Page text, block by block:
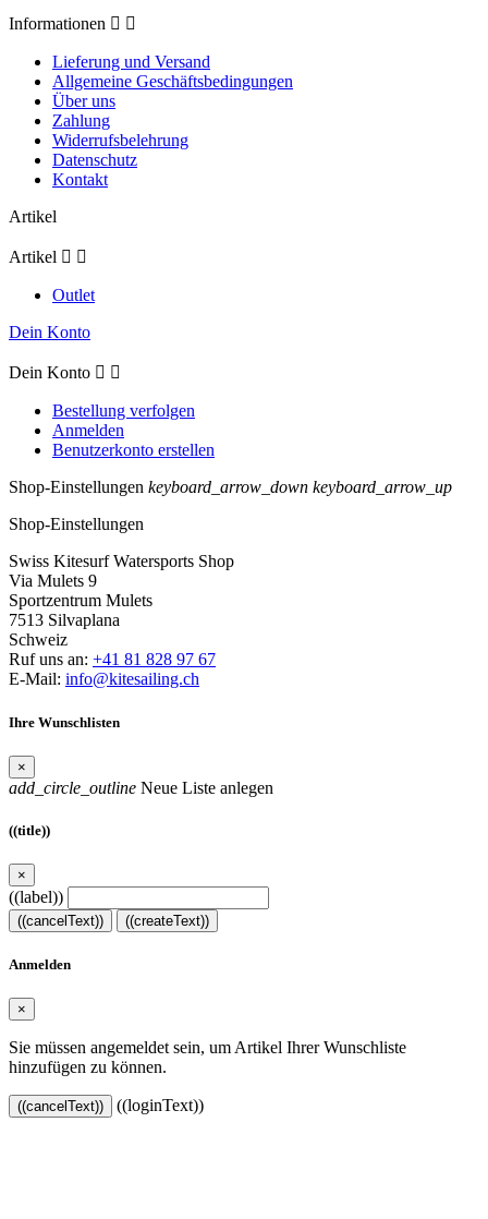
Informationen  
Lieferung und Versand
Allgemeine Geschäftsbedingungen
Über uns
Zahlung
Widerrufsbelehrung
Datenschutz
Kontakt
Artikel
Artikel  
Outlet
Dein Konto
Dein Konto  
Bestellung verfolgen
Anmelden
Benutzerkonto erstellen
Shop-Einstellungen keyboard_arrow_down keyboard_arrow_up
Shop-Einstellungen
Swiss Kitesurf Watersports Shop
Via Mulets 9
Sportzentrum Mulets
7513 Silvaplana
Schweiz
Ruf uns an: +41 81 828 97 67
E-Mail: info@kitesailing.ch
Ihre Wunschlisten
×
add_circle_outline Neue Liste anlegen
((title))
×
((label))
((cancelText)) ((createText))
Anmelden
×
Sie müssen angemeldet sein, um Artikel Ihrer Wunschliste
hinzufügen zu können.
((cancelText)) ((loginText))